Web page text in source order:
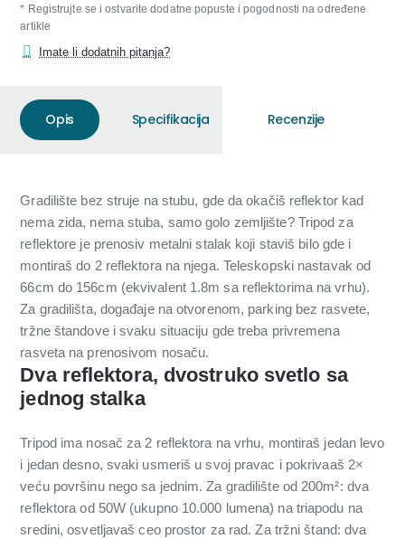
* Registrujte se i ostvarite dodatne popuste i pogodnosti na određene
artikle
Imate li dodatnih pitanja?
Opis Specifikacija Recenzije
Gradilište bez struje na stubu, gde da okačiš reflektor kad
nema zida, nema stuba, samo golo zemljište? Tripod za
reflektore je prenosiv metalni stalak koji staviš bilo gde i
montiraš do 2 reflektora na njega. Teleskopski nastavak od
66cm do 156cm (ekvivalent 1.8m sa reflektorima na vrhu).
Za gradilišta, događaje na otvorenom, parking bez rasvete,
tržne štandove i svaku situaciju gde treba privremena
rasveta na prenosivom nosaču.
Dva reflektora, dvostruko svetlo sa
jednog stalka
Tripod ima nosač za 2 reflektora na vrhu, montiraš jedan levo
i jedan desno, svaki usmeriš u svoj pravac i pokrivaaš 2×
veću površinu nego sa jednim. Za gradilište od 200m²: dva
reflektora od 50W (ukupno 10.000 lumena) na triapodu na
sredini, osvetljavaš ceo prostor za rad. Za tržni štand: dva